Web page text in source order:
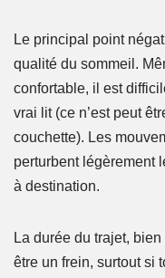
Le principal point
qualité du sommeil.
confortable, il est
vrai lit (ce n’est peut
couchette). Les
perturbent légèrement
à destination.
La durée du trajet,
être un frein, surtout si